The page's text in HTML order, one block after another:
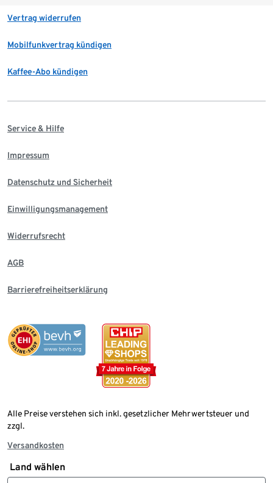
Vertrag widerrufen
Mobilfunkvertrag kündigen
Kaffee-Abo kündigen
Service & Hilfe
Impressum
Datenschutz und Sicherheit
Einwilligungsmanagement
Widerrufsrecht
AGB
Barrierefreiheitserklärung
Alle Preise verstehen sich inkl. gesetzlicher Mehrwertsteuer und
zzgl.
Versandkosten
Land wählen